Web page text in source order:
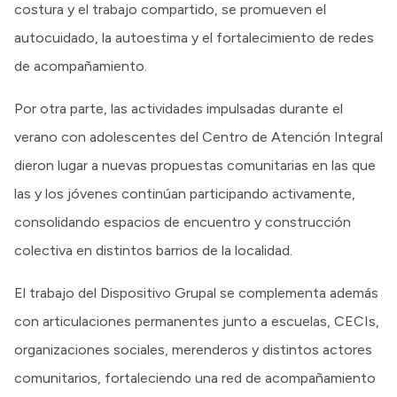
costura y el trabajo compartido, se promueven el
autocuidado, la autoestima y el fortalecimiento de redes
de acompañamiento.
Por otra parte, las actividades impulsadas durante el
verano con adolescentes del Centro de Atención Integral
dieron lugar a nuevas propuestas comunitarias en las que
las y los jóvenes continúan participando activamente,
consolidando espacios de encuentro y construcción
colectiva en distintos barrios de la localidad.
El trabajo del Dispositivo Grupal se complementa además
con articulaciones permanentes junto a escuelas, CECIs,
organizaciones sociales, merenderos y distintos actores
comunitarios, fortaleciendo una red de acompañamiento